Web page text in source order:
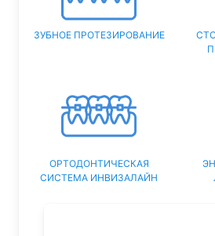
ЗУБНОЕ ПРОТЕЗИРОВАНИЕ
ОРТОДОНТИЧЕСКАЯ
СИСТЕМА ИНВИЗАЛАЙН